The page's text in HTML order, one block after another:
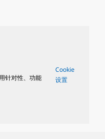
针对性、功能
Cookie
设置